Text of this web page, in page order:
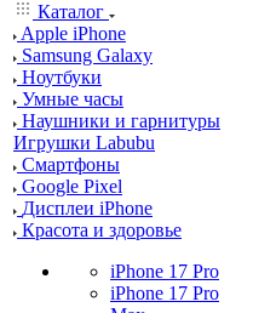
Каталог
Apple iPhone
Samsung Galaxy
Ноутбуки
Умные часы
Наушники и гарнитуры
Игрушки Labubu
Смартфоны
Google Pixel
Дисплеи iPhone
Красота и здоровье
iPhone 17 Pro
iPhone 17 Pro